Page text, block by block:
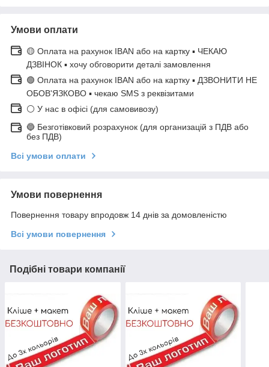
Умови оплати
🟡 Оплата на рахунок IBAN або на картку ▪ ЧЕКАЮ
ДЗВІНОК ▪ хочу обговорити деталі замовлення
🟢 Оплата на рахунок IBAN або на картку ▪ ДЗВОНИТИ НЕ
ОБОВ'ЯЗКОВО ▪ чекаю SMS з реквізитами
⚪ У нас в офісі (для самовивозу)
🔵 Безготівковий розрахунок (для организацій з ПДВ або
без ПДВ)
Всі умови оплати
Умови повернення
Повернення товару впродовж 14 днів за домовленістю
Всі умови повернення
Подібні товари компанії